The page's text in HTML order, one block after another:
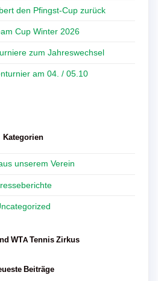
den Pfingst-Cup zurück
Cup Winter 2026
zum Jahreswechsel
am 04. / 05.10
Kategorien
unserem Verein
WTA Tennis Zirkus
Beiträge